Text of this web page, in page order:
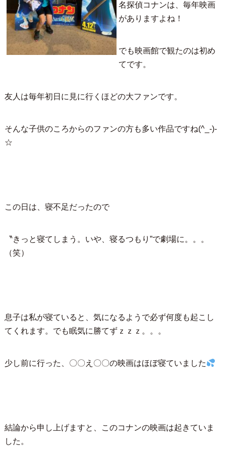
名探偵コナンは、毎年映画
がありますよね！
でも映画館で観たのは初め
てです。
友人は毎年初日に見に行くほどの大ファンです。
そんな子供のころからのファンの方も多い作品ですね(^_-)-
☆
この日は、寝不足だったので
〝きっと寝てしまう。いや、寝るつもり”で劇場に。。。
（笑）
息子は私が寝ていると、気になるようで必ず何度も起こし
てくれます。でも眠気に勝てずｚｚｚ。。。
少し前に行った、〇〇え〇〇の映画はほぼ寝ていました
結論から申し上げますと、このコナンの映画は起きていま
した。